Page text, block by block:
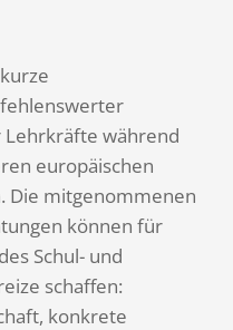
Lehrkräfte während
europäischen
Die mitgenommenen
können für
Schul- und
schaffen:
konkrete